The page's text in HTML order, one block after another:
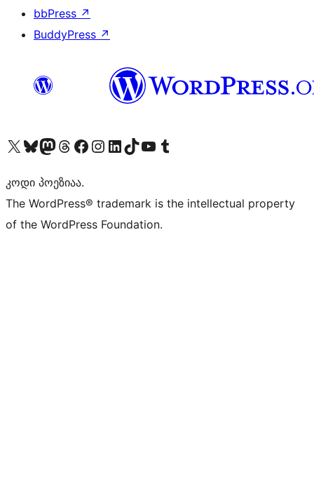
bbPress ↗
BuddyPress ↗
Visit our X (formerly Twitter) account
Visit our Bluesky account
Visit our Mastodon account
Visit our Threads account
Visit our Facebook page
Visit our Instagram account
Visit our LinkedIn account
Visit our TikTok account
Visit our YouTube channel
Visit our Tumblr account
კოდი პოეზიაა.
The WordPress® trademark is the intellectual property
of the WordPress Foundation.